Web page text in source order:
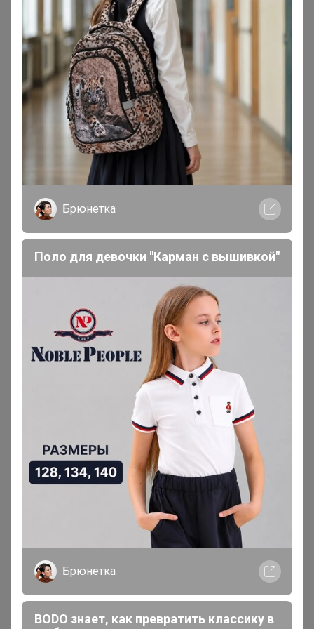
18 ноября, 2021 09:07
[IMG]https://forumsmile.ru/u/e/7/a/e7a385a1db10c4b77fe
2e16d3891ac90.gif[/IMG]
[IMG]https://forumsmile.ru/u/e/7/a/e7a385a1db10c4b77fe
[IMG]https://forumsmile.ru/u/e/7/a/e7a385a1db10c4b77fe
2e16d3891ac90.gif[/IMG]
[IMG]https://forumsmile.ru/u/e/7/a/e7a385a1db10c4b77fe
2e16d3891ac90.gif[/IMG]
[IMG]https://forumsmile.ru/u/e/7/a/e7a385a1db10c4b77fe
2e16d3891ac90.gif[/IMG]
[IMG]https://forumsmile.ru/u/e/7/a/e7a385a1db10c4b77fe
2e16d3891ac90.gif[/IMG]
[IMG]https://forumsmile.ru/u/7/f/d/7fd43b1bb51028773ad
60d3d3bf97f80.gif[/IMG]
Каталог
Карнавальные костюмы
Брюнетка
Поло для девочки "Карман с вышивкой"
Брюнетка
BODO знает, как превратить классику в